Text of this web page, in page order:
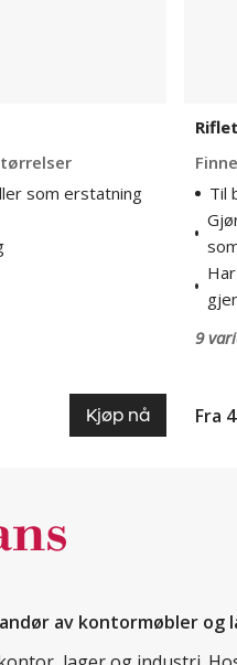
som erstatning
Kjøp nå
Til
9
Fra
av kontormøbler og